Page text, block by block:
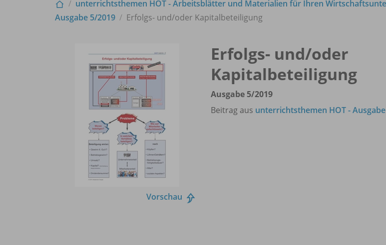
unterrichtsthemen HOT - Arbeitsblätter und Materialien für Ihren
Ausgabe 5/2019 Erfolgs- und/oder Kapitalbeteiligung
Vorschau
Erfolgs- und/oder
Kapitalbeteiligung
Ausgabe 5/2019
Beitrag aus unterrichtsthemen HOT -